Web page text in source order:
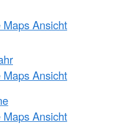
Ansicht
Ansicht
Ansicht